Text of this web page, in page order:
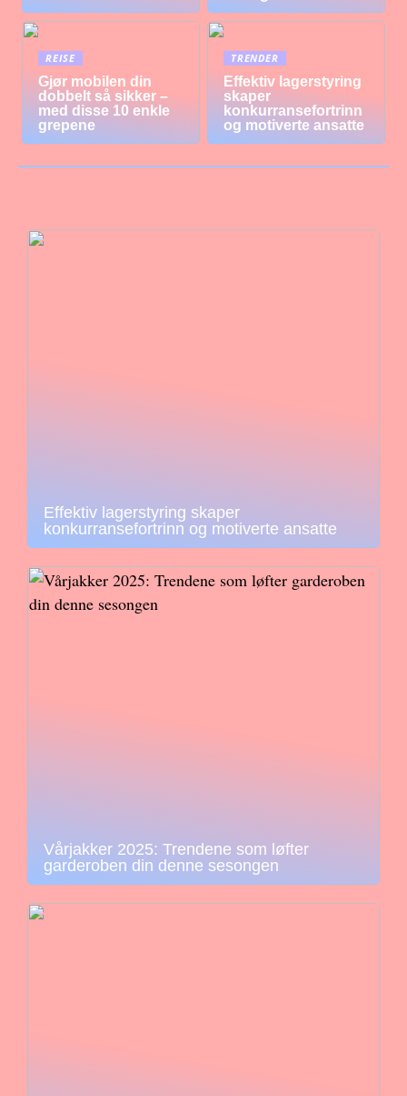
REISE
Gjør mobilen din
dobbelt så sikker –
med disse 10 enkle
grepene
TRENDER
Effektiv lagerstyring
skaper
konkurransefortrinn
og motiverte ansatte
Effektiv lagerstyring skaper
konkurransefortrinn og motiverte ansatte
Vårjakker 2025: Trendene som løfter
garderoben din denne sesongen